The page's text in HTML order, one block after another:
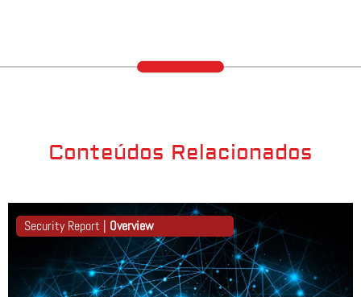
Conteúdos Relacionados
Security Report | Overview